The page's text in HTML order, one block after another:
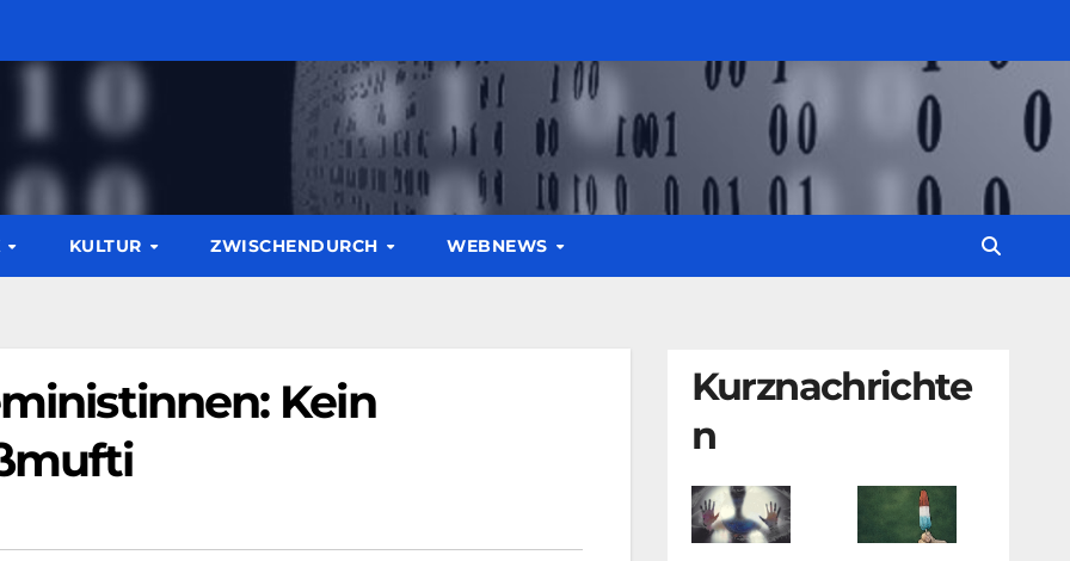
KULTUR ZWISCHENDURCH WEBNEWS
Kein
Kurznachrichte
n